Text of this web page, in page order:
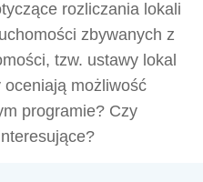
rozliczania lokali
zbywanych z
tzw. ustawy lokal
możliwość
programie? Czy